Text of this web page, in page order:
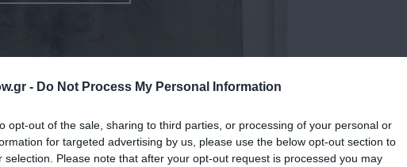
- Do Not Process My Personal Information
opt-out of the sale, sharing to third parties, or processing of your personal or
for targeted advertising by us, please use the below opt-out section to
selection. Please note that after your opt-out request is processed you may